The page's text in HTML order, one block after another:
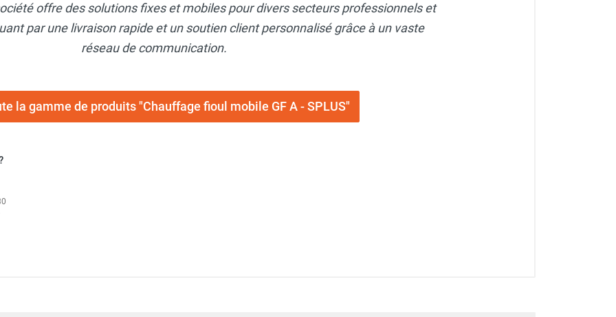
offre des solutions fixes et mobiles pour divers secteurs professionnels et
par une livraison rapide et un soutien client personnalisé grâce à un vaste
réseau de communication.
la gamme de produits "Chauffage fioul mobile GF A - SPLUS"